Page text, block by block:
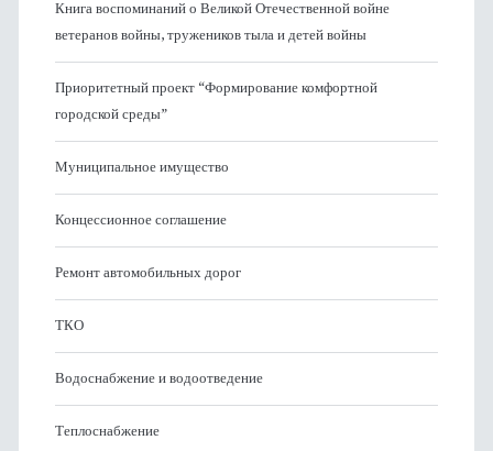
Книга воспоминаний о Великой Отечественной войне
ветеранов войны, тружеников тыла и детей войны
Приоритетный проект “Формирование комфортной
городской среды”
Муниципальное имущество
Концессионное соглашение
Ремонт автомобильных дорог
ТКО
Водоснабжение и водоотведение
Теплоснабжение